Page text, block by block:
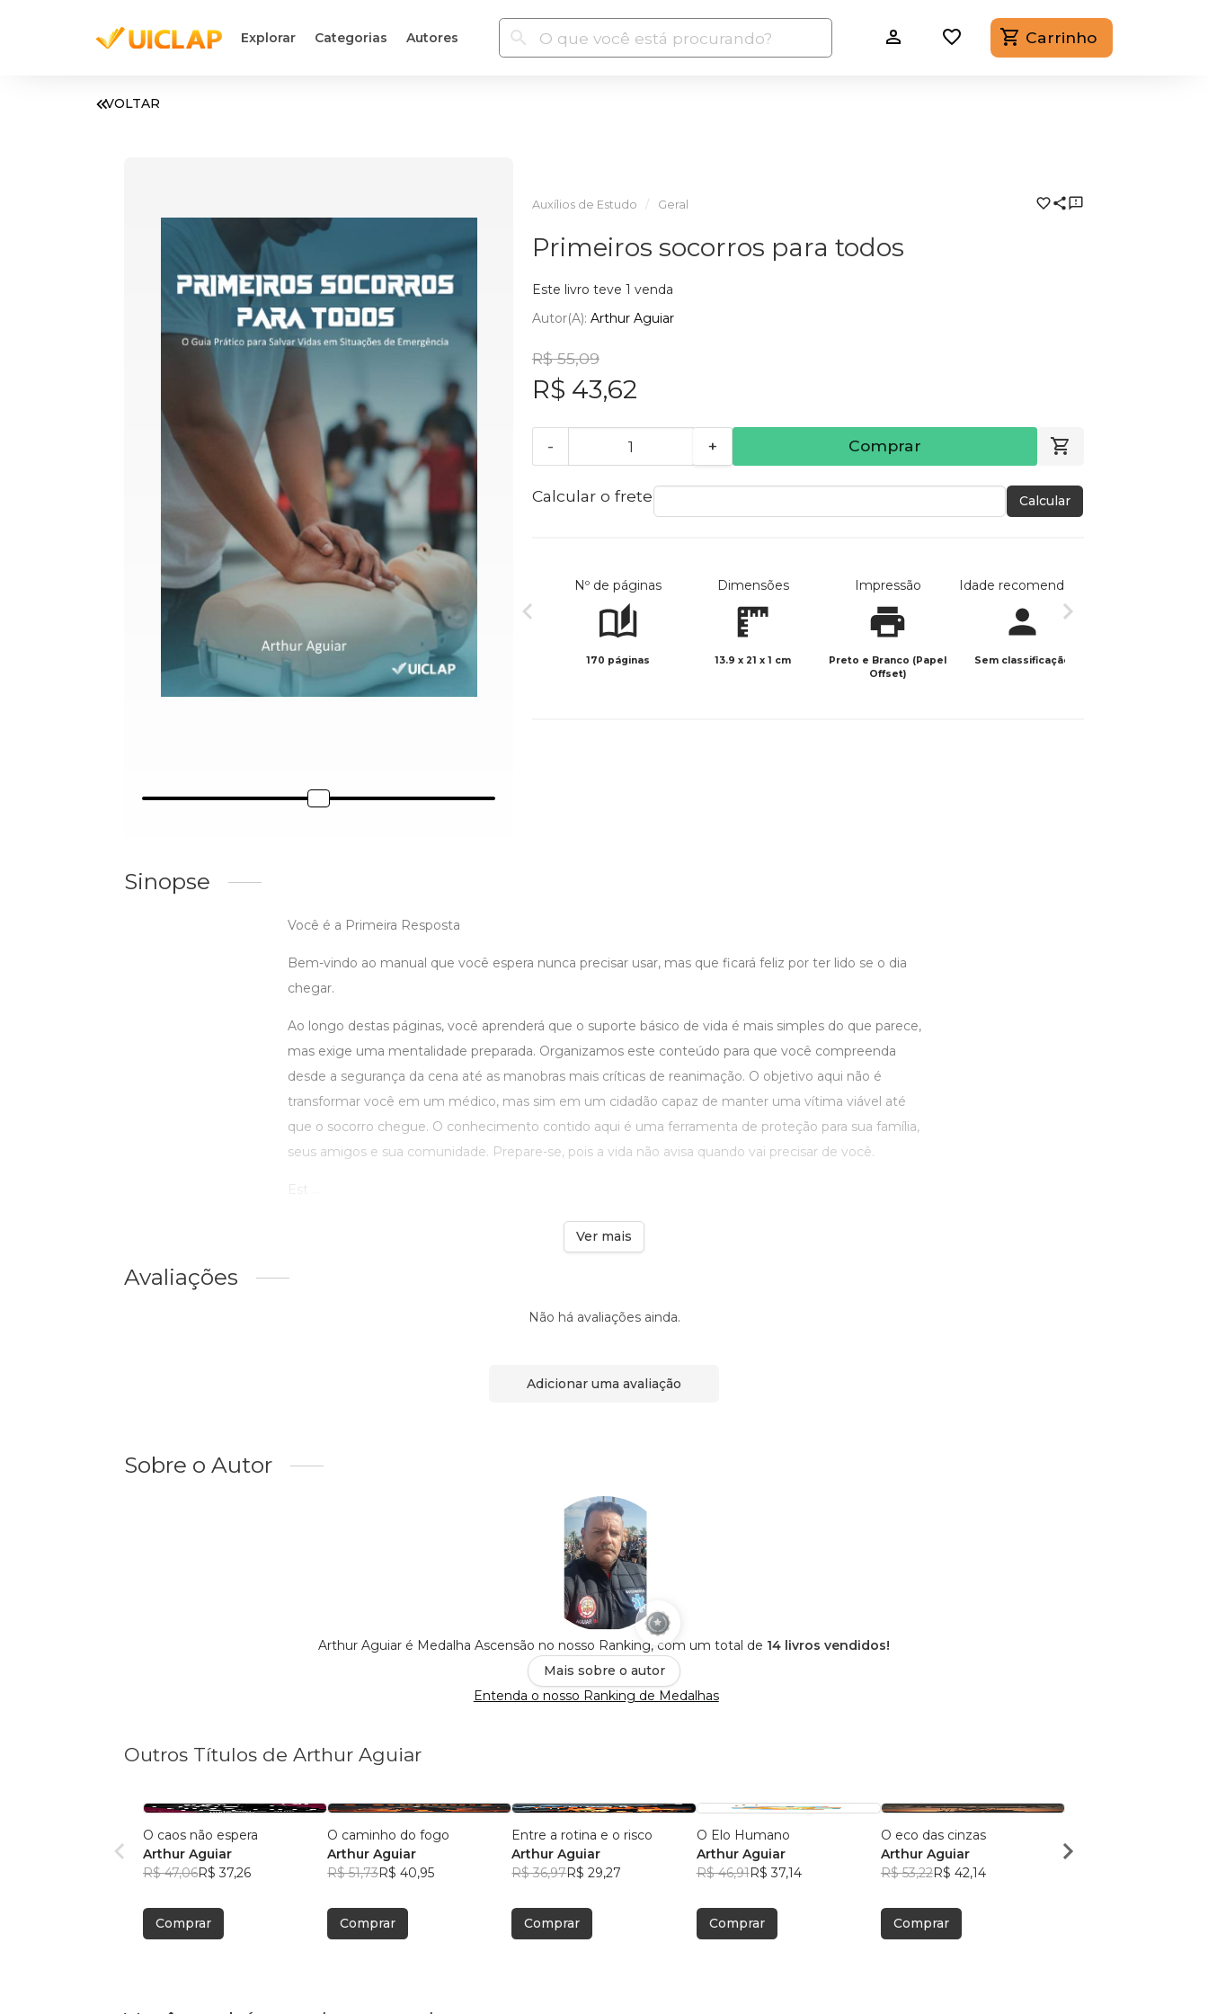
Explorar Categorias Autores Carrinho
VOLTAR
Auxílios de Estudo Geral
Primeiros socorros para todos
Este livro teve 1 venda
Autor(a): Arthur Aguiar
R$ 55,09
R$ 43,62
- + Comprar
Calcular o frete Calcular
Nº de páginas
170 páginas
Dimensões
13.9 x 21 x 1 cm
Impressão
Preto e Branco (Papel
Offset)
Idade recomendada
Sem classificação
Sinopse
Você é a Primeira Resposta
Bem-vindo ao manual que você espera nunca precisar usar, mas que ficará feliz por ter lido se o dia
chegar.
Ao longo destas páginas, você aprenderá que o suporte básico de vida é mais simples do que parece,
mas exige uma mentalidade preparada. Organizamos este conteúdo para que você compreenda
desde a segurança da cena até as manobras mais críticas de reanimação. O objetivo aqui não é
transformar você em um médico, mas sim em um cidadão capaz de manter uma vítima viável até
que o socorro chegue. O conhecimento contido aqui é uma ferramenta de proteção para sua família,
seus amigos e sua comunidade. Prepare-se, pois a vida não avisa quando vai precisar de você.
Est ...
Ver mais
Avaliações
Não há avaliações ainda.
Adicionar uma avaliação
Sobre o Autor
Arthur Aguiar é Medalha Ascensão no nosso Ranking, com um total de 14 livros vendidos!
Mais sobre o autor
Entenda o nosso Ranking de Medalhas
Outros Títulos de Arthur Aguiar
O caos não espera
Arthur Aguiar
R$ 47,06R$ 37,26
Comprar
O caminho do fogo
Arthur Aguiar
R$ 51,73R$ 40,95
Comprar
Entre a rotina e o risco
Arthur Aguiar
R$ 36,97R$ 29,27
Comprar
O Elo Humano
Arthur Aguiar
R$ 46,91R$ 37,14
Comprar
O eco das cinzas
Arthur Aguiar
R$ 53,22R$ 42,14
Comprar
Arthur Aguiar